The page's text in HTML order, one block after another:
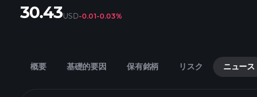
30.43USD-0.01-0.03%
概要 基礎的要因 保有銘柄 リスク ニュース